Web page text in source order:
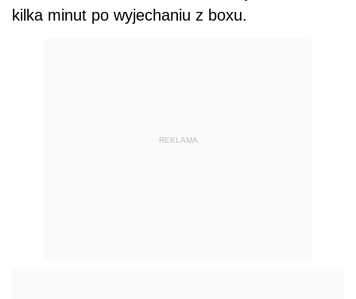
kilka minut po wyjechaniu z boxu.
REKLAMA